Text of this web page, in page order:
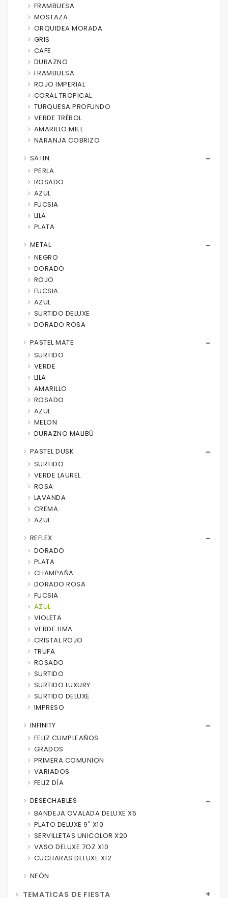
FRAMBUESA
MOSTAZA
ORQUIDEA MORADA
GRIS
CAFE
DURAZNO
FRAMBUESA
ROJO IMPERIAL
CORAL TROPICAL
TURQUESA PROFUNDO
VERDE TRÉBOL
AMARILLO MIEL
NARANJA COBRIZO
SATIN
PERLA
ROSADO
AZUL
FUCSIA
LILA
PLATA
METAL
NEGRO
DORADO
ROJO
FUCSIA
AZUL
SURTIDO DELUXE
DORADO ROSA
PASTEL MATE
SURTIDO
VERDE
LILA
AMARILLO
ROSADO
AZUL
MELON
DURAZNO MALIBÚ
PASTEL DUSK
SURTIDO
VERDE LAUREL
ROSA
LAVANDA
CREMA
AZUL
REFLEX
DORADO
PLATA
CHAMPAÑA
DORADO ROSA
FUCSIA
AZUL
VIOLETA
VERDE LIMA
CRISTAL ROJO
TRUFA
ROSADO
SURTIDO
SURTIDO LUXURY
SURTIDO DELUXE
IMPRESO
INFINITY
FELIZ CUMPLEAÑOS
GRADOS
PRIMERA COMUNION
VARIADOS
FELIZ DÍA
DESECHABLES
BANDEJA OVALADA DELUXE X5
PLATO DELUXE 9" X10
SERVILLETAS UNICOLOR X20
VASO DELUXE 7OZ X10
CUCHARAS DELUXE X12
NEÓN
TEMATICAS DE FIESTA